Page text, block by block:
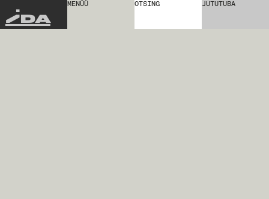
IDA
MENÜÜ OTSING JUTUTUBA